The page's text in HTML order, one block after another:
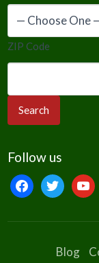
ZIP Code
Follow us
facebooktwitter
Blog